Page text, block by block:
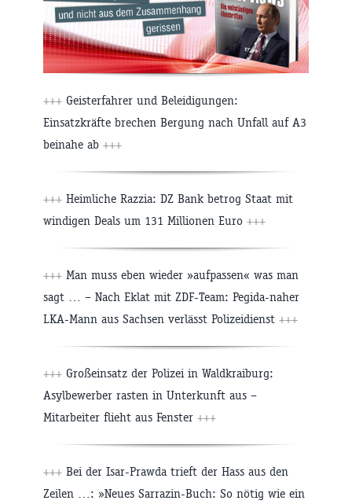
+++ Geisterfahrer und Beleidigungen:
Einsatzkräfte brechen Bergung nach Unfall auf A3
beinahe ab +++
+++ Heimliche Razzia: DZ Bank betrog Staat mit
windigen Deals um 131 Millionen Euro +++
+++ Man muss eben wieder »aufpassen« was man
sagt … – Nach Eklat mit ZDF-Team: Pegida-naher
LKA-Mann aus Sachsen verlässt Polizeidienst +++
+++ Großeinsatz der Polizei in Waldkraiburg:
Asylbewerber rasten in Unterkunft aus –
Mitarbeiter flieht aus Fenster +++
+++ Bei der Isar-Prawda trieft der Hass aus den
Zeilen …: »Neues Sarrazin-Buch: So nötig wie ein